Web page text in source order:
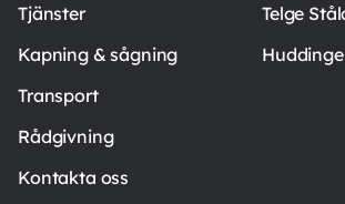
Telge
Tjänster
Kapning & sågning
Transport
Rådgivning
Kontakta oss